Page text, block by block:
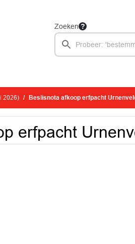
Zoeken
2026) Beslisnota afkoop erfpacht
erfpacht